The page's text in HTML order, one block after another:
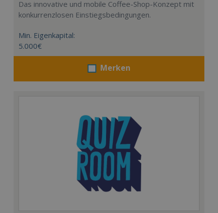
Das innovative und mobile Coffee-Shop-Konzept mit
konkurrenzlosen Einstiegsbedingungen.
Min. Eigenkapital:
5.000€
Merken